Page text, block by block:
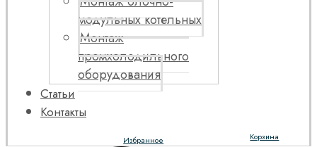
модульных котельных
Монтаж
промхолодильного
оборудования
Статьи
Контакты
Корзина
Избранное